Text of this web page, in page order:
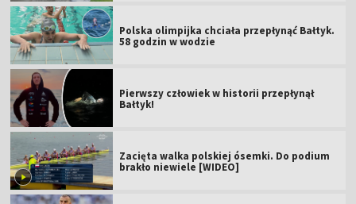
Polska olimpijka chciała przepłynąć Bałtyk.
58 godzin w wodzie
Pierwszy człowiek w historii przepłynął
Bałtyk!
Zacięta walka polskiej ósemki. Do podium
brakło niewiele [WIDEO]